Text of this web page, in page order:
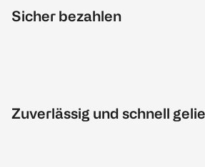
Sicher bezahlen
Zuverlässig und schnell